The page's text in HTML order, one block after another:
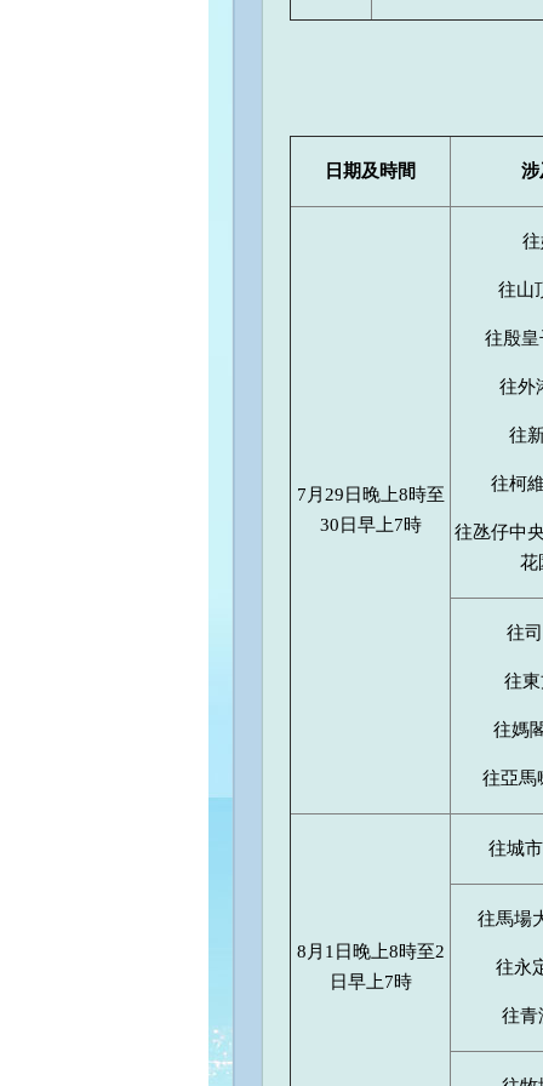
日期及時間 涉
7月29日晚上8時至
30日早上7時
往山
往殷皇
往外
往
往柯
往氹仔中
花
往
往
往媽
往亞馬
8月1日晚上8時至2
日早上7時
往城
往馬場
往永
往青